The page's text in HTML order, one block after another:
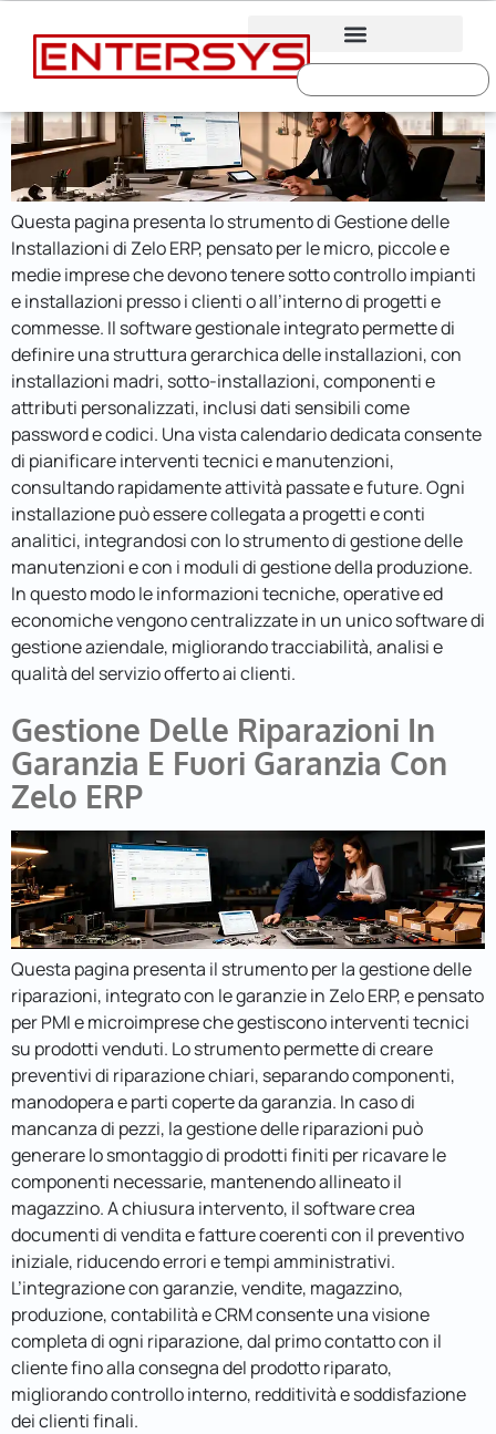
Impianti Con Zelo ERP
Questa pagina presenta lo strumento di Gestione delle
Installazioni di Zelo ERP, pensato per le micro, piccole e
medie imprese che devono tenere sotto controllo impianti
e installazioni presso i clienti o all’interno di progetti e
commesse. Il software gestionale integrato permette di
definire una struttura gerarchica delle installazioni, con
installazioni madri, sotto-installazioni, componenti e
attributi personalizzati, inclusi dati sensibili come
password e codici. Una vista calendario dedicata consente
di pianificare interventi tecnici e manutenzioni,
consultando rapidamente attività passate e future. Ogni
installazione può essere collegata a progetti e conti
analitici, integrandosi con lo strumento di gestione delle
manutenzioni e con i moduli di gestione della produzione.
In questo modo le informazioni tecniche, operative ed
economiche vengono centralizzate in un unico software di
gestione aziendale, migliorando tracciabilità, analisi e
qualità del servizio offerto ai clienti.
Gestione Delle Riparazioni In
Garanzia E Fuori Garanzia Con
Zelo ERP
Questa pagina presenta il strumento per la gestione delle
riparazioni, integrato con le garanzie in Zelo ERP, e pensato
per PMI e microimprese che gestiscono interventi tecnici
su prodotti venduti. Lo strumento permette di creare
preventivi di riparazione chiari, separando componenti,
manodopera e parti coperte da garanzia. In caso di
mancanza di pezzi, la gestione delle riparazioni può
generare lo smontaggio di prodotti finiti per ricavare le
componenti necessarie, mantenendo allineato il
magazzino. A chiusura intervento, il software crea
documenti di vendita e fatture coerenti con il preventivo
iniziale, riducendo errori e tempi amministrativi.
L’integrazione con garanzie, vendite, magazzino,
produzione, contabilità e CRM consente una visione
completa di ogni riparazione, dal primo contatto con il
cliente fino alla consegna del prodotto riparato,
migliorando controllo interno, redditività e soddisfazione
dei clienti finali.